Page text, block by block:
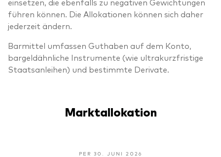
führen können. Die Allokationen können sich daher
jederzeit ändern.
Barmittel umfassen Guthaben auf dem Konto,
bargeldähnliche Instrumente (wie ultrakurzfristige
Staatsanleihen) und bestimmte Derivate.
Marktallokation
PER 30. JUNI 2026